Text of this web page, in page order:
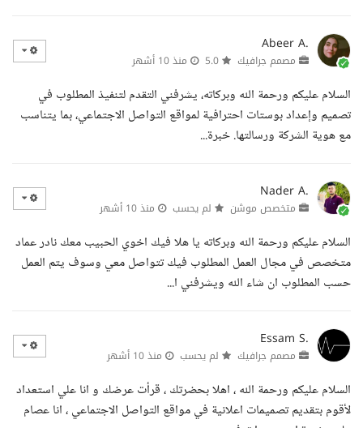
Abeer A.
مصمم جرافيك منذ 10 أشهر
السلام عليكم ورحمة الله وبركاته، يشرفني التقدم لتنفيذ المطلوب في
تصميم وإعداد بوستات احترافية لمواقع التواصل الاجتماعي، بما يتناسب
مع هوية الشركة ورسالتها. خبرة...
Nader A.
متخصص موشن لم يحسب منذ 10 أشهر
السلام عليكم ورحمة الله وبركاته يا هلا فيك اخوي الحبيب معك نادر عماد
متخصص في مجال العمل المطلوب فيك تتواصل معي وسوف يتم العمل
حسب المطلوب ان شاء الله ويشرفني ا...
Essam S.
مصمم جرافيك لم يحسب منذ 10 أشهر
السلام عليكم ورحمة الله ، اهلا بحضرتك ، قرأت عرضك و انا علي استعداد
لأقوم بتقديم تصميمات اعلانية في مواقع التواصل الاجتماعي ، انا عصام